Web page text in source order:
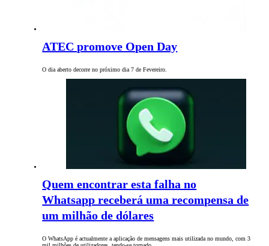
ATEC promove Open Day
O dia aberto decorre no próximo dia 7 de Fevereiro.
Quem encontrar esta falha no
Whatsapp receberá uma recompensa de
um milhão de dólares
O WhatsApp é actualmente a aplicação de mensagens mais utilizada no mundo, com 3